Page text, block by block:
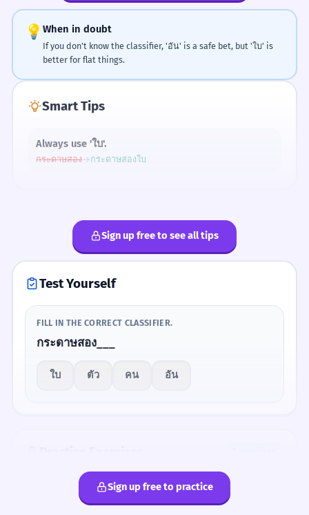
The 'ใบ' Category
ใบ (Bai)
FLAT
3 จานสามใบ
Three plates
How many sheets of paper do you have?
ขอจานเพิ่มอีกสองใบ
4 ใบไม้ร่วงหลายใบ
Many leaves fell.
1 ช่วยหยิบชามใบนั้นให้หน่อย
เขามีเอกสารสำคัญหลายใบ
💡 When in doubt
If you don't know the classifier, 'อัน' is a safe bet, but 'ใบ' is
better for flat things.
Smart Tips
Always use 'ใบ'.
กระดาษสอง→ กระดาษสองใบ
Pronunciation
Question
How many?
Mnemonic
Think of a 'Bai' (leaf) floating flat in the air. If
Sign up free to see all tips
Test Yourself
FILL IN THE CORRECT CLASSIFIER.
กระดาษสอง___
ใบ ตัว คน อัน
FILL IN THE CORRECT CLASSIFIER.
Sign up free to practice